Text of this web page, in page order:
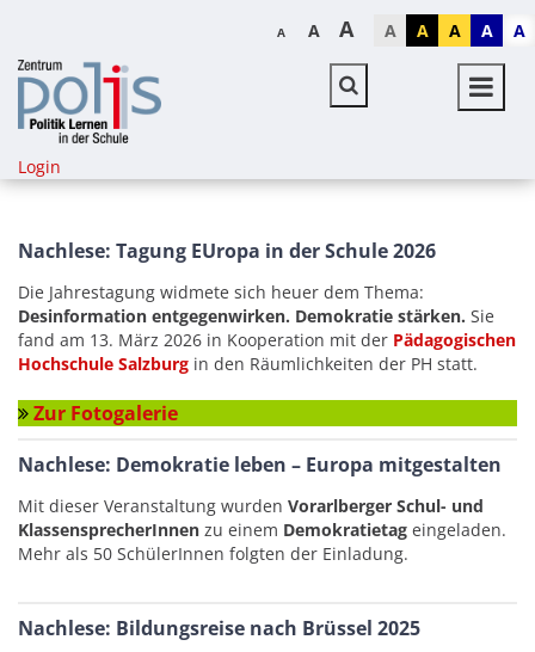
A A A A A A A A
Login
Nachlese: Tagung EUropa in der Schule 2026
Die Jahrestagung widmete sich heuer dem Thema:
Desinformation entgegenwirken. Demokratie stärken. Sie
fand am 13. März 2026 in Kooperation mit der Pädagogischen
Hochschule Salzburg in den Räumlichkeiten der PH statt.
Zur Fotogalerie
Nachlese: Demokratie leben – Europa mitgestalten
Mit dieser Veranstaltung wurden Vorarlberger Schul- und
KlassensprecherInnen zu einem Demokratietag eingeladen.
Mehr als 50 SchülerInnen folgten der Einladung.
Nachlese: Bildungsreise nach Brüssel 2025